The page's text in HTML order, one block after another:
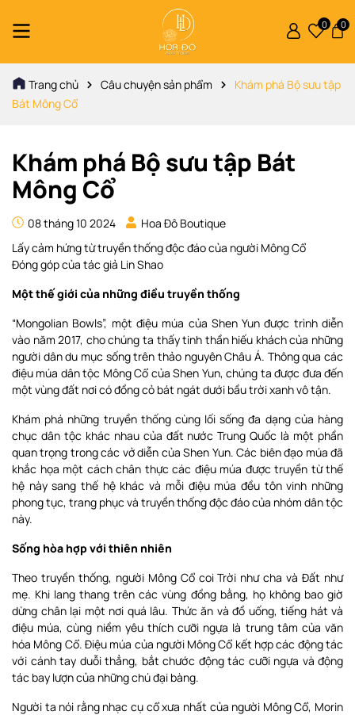
0 0
Trang chủ Câu chuyện sản phẩm
Khám phá Bộ sưu tập
Bát Mông Cổ
Khám phá Bộ sưu tập Bát
Mông Cổ
08 tháng 10 2024
Hoa Đô Boutique
Lấy cảm hứng từ truyền thống độc đáo của người Mông Cổ
Đóng góp của tác giả Lin Shao
Một thế giới của những điều truyền thống
“Mongolian Bowls”, một điệu múa của Shen Yun được trình diễn
vào năm 2017, cho chúng ta thấy tinh thần hiếu khách của những
người dân du mục sống trên thảo nguyên Châu Á. Thông qua các
điệu múa dân tộc Mông Cổ của Shen Yun, chúng ta được đưa đến
một vùng đất nơi có đồng cỏ bát ngát dưới bầu trời xanh vô tận.
Khám phá những truyền thống cùng lối sống đa dạng của hàng
chục dân tộc khác nhau của đất nước Trung Quốc là một phần
quan trọng trong các vở diễn của Shen Yun. Các biên đạo múa đã
khắc họa một cách chân thực các điệu múa được truyền từ thế
hệ này sang thế hệ khác và mỗi điệu múa đều tôn vinh những
phong tục, trang phục và truyền thống độc đáo của nhóm dân tộc
này.
Sống hòa hợp với thiên nhiên
Theo truyền thống, người Mông Cổ coi Trời như cha và Đất như
mẹ. Khi lang thang trên các vùng đồng bằng, họ không bao giờ
dừng chân lại một nơi quá lâu. Thức ăn và đồ uống, tiếng hát và
điệu múa, cùng niềm yêu thích cưỡi ngựa là trung tâm của văn
hóa Mông Cổ. Điệu múa của người Mông Cổ kết hợp các động tác
với cánh tay duỗi thẳng, bắt chước động tác cưỡi ngựa và động
tác bay lượn của những chú đại bàng.
Người ta nói rằng nhạc cụ cổ xưa nhất của người Mông Cổ, Morin